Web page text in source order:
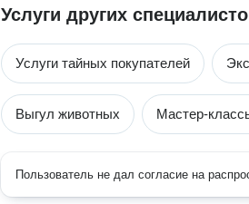
Услуги других
Услуги тайных покупателей
Выгул животных Мастер-
Пользователь не дал согласие на